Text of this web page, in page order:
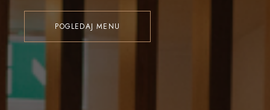
POGLEDAJ MENU